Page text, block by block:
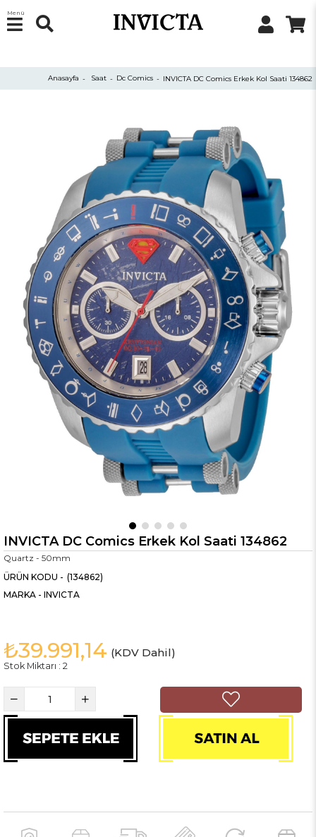
Menü
Anasayfa Saat Dc Comics INVICTA DC Comics Erkek Kol Saati 134862
INVICTA DC Comics Erkek Kol Saati 134862
Quartz - 50mm
(134862)
MARKA - INVICTA
₺39.991,14 (KDV Dahil)
Stok Miktarı : 2